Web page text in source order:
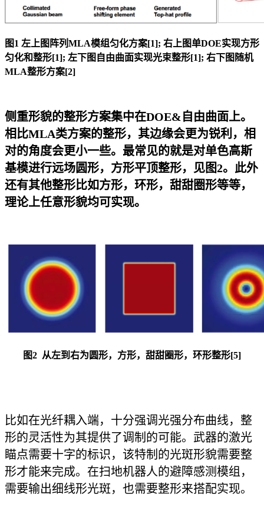
图1 左上图阵列MLA模组匀化方案[1]; 右上图单DOE实现方形
匀化和整形[1]; 左下图自由曲面实现光束整形[1]; 右下图随机
MLA整形方案[2]
侧重形貌的整形方案集中在DOE&自由曲面上。
相比MLA类方案的整形，其边缘会更为锐利，相
对的角度会更小一些。最常见的就是对单色高斯
基模进行远场圆形，方形平顶整形，见图2。此外
还有其他整形比如方形，环形，甜甜圈形等等，
理论上任意形貌均可实现。
图2 从左到右为圆形，方形，甜甜圈形，环形整形[5]
比如在光纤耦入端，十分强调光强分布曲线，整
形的灵活性为其提供了调制的可能。武器的激光
瞄点需要十字的标识，该特制的光斑形貌需要整
形才能来完成。在扫地机器人的避障感测模组，
需要输出细线形光斑，也需要整形来搭配实现。